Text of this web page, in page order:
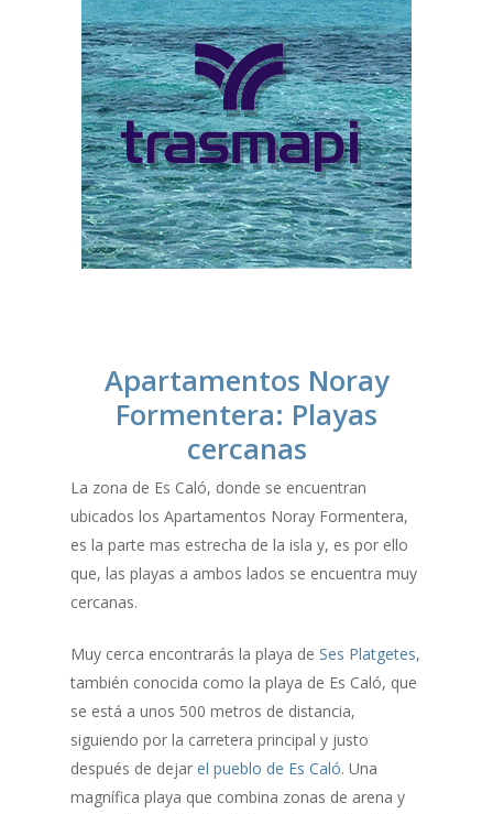
Apartamentos Noray
Formentera: Playas
cercanas
La zona de Es Caló, donde se encuentran
ubicados los Apartamentos Noray Formentera,
es la parte mas estrecha de la isla y, es por ello
que, las playas a ambos lados se encuentra muy
cercanas.
Muy cerca encontrarás la playa deSes Platgetes,
también conocida como la playa de Es Caló, que
se está a unos 500 metros de distancia,
siguiendo por la carretera principal y justo
después de dejarel pueblo de Es Caló. Una
magnífica playa que combina zonas de arena y